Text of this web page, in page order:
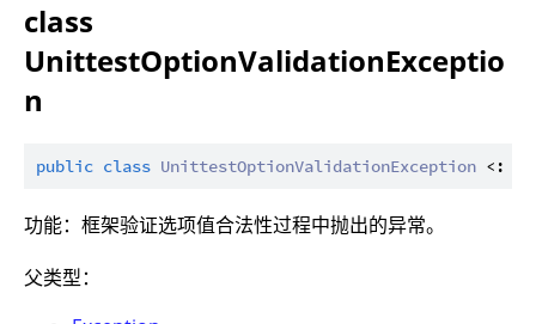
class
UnittestOptionValidationExceptio
n
public class UnittestOptionValidationException <:
功能：框架验证选项值合法性过程中抛出的异常。
父类型：